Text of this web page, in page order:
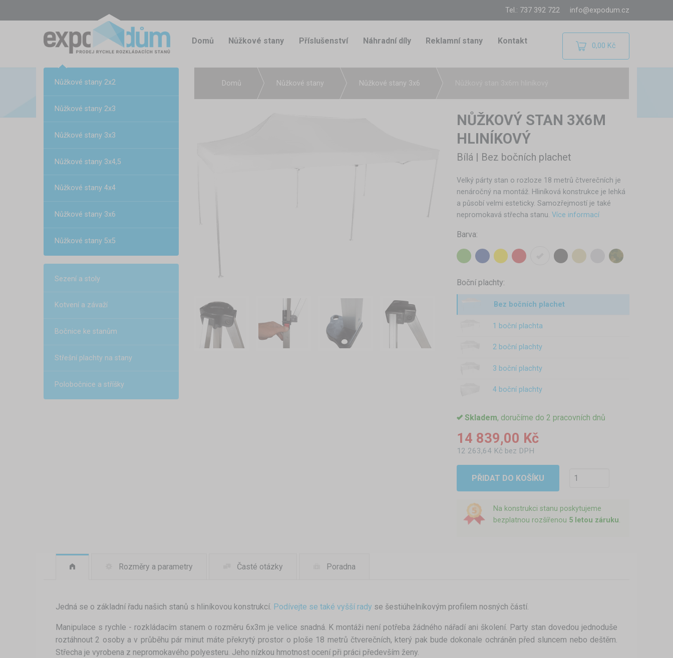
Tel.: 737 392 722 info@expodum.cz
Domů Nůžkové stany Příslušenství Náhradní díly Reklamní stany Kontakt 0,00 Kč
Nůžkové stany 2x2
Nůžkové stany 2x3
Nůžkové stany 3x3
Nůžkové stany 3x4,5
Nůžkové stany 4x4
Nůžkové stany 3x6
Nůžkové stany 5x5
Sezení a stoly
Kotvení a závaží
Bočnice ke stanům
Střešní plachty na stany
Polobočnice a stříšky
Domů Nůžkové stany Nůžkové stany 3x6
NŮŽKOVÝ STAN 3X6M
HLINÍKOVÝ
Bílá | Bez bočních plachet
Velký párty stan o rozloze 18 metrů čtverečních je
nenáročný na montáž. Hliníková konstrukce je lehká
a působí velmi esteticky. Samozřejmostí je také
nepromokavá střecha stanu. Více informací
Barva:
Boční plachty:
Bez bočních plachet
1 boční plachta
2 boční plachty
3 boční plachty
4 boční plachty
Skladem, doručíme do 2 pracovních dnů
14 839,00 Kč
12 263,64 Kč bez DPH
PŘIDAT DO KOŠÍKU
Na konstrukci stanu poskytujeme
bezplatnou rozšířenou 5 letou záruku.
Rozměry a parametry Časté otázky Poradna
Jedná se o základní řadu našich stanů s hliníkovou konstrukcí. Podívejte se také vyšší rady se šestiúhelníkovým profilem nosných částí.
Manipulace s rychle - rozkládacím stanem o rozměru 6x3m je velice snadná. K montáži není potřeba žádného nářadí ani školení. Party stan dovedou jednoduše
roztáhnout 2 osoby a v průběhu pár minut máte překrytý prostor o ploše 18 metrů čtverečních, který pak bude dokonale ochráněn před sluncem nebo deštěm.
Střecha je vyrobena z nepromokavého polyesteru. Jeho nízkou hmotnost ocení při práci především ženy.